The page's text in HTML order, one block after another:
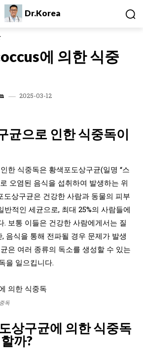
Dr.Korea
에 의한 식중
2025-03-12
균으로 인한 식중독이
한 식중독은 황색포도상구균(일명 “스
오염된 음식을 섭취하여 발생하는 위
도상구균은 건강한 사람과 동물의 피부
반적인 세균으로, 최대 25%의 사람들에
. 보통 이들은 건강한 사람에게서는 질
음식을 통해 전파될 경우 문제가 발생
은 여러 종류의 독소를 생성할 수 있는
을 일으킵니다.
독
상구균에 의한 식중독
까?